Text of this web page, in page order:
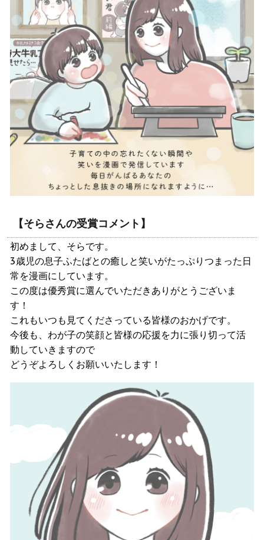
【そらさんの受賞コメント】
初めまして、そらです。
3歳児の息子ふたばとの癒しと笑いがたっぷりつまった日
常を漫画にしています。
この度は優秀賞に選んでいただきありがとうございま
す！
これもいつも見てくださっている皆様のおかげです。
今後も、わが子の笑顔と皆様の応援を力に張り切って活
動していきますので
どうぞよろしくお願いいたします！